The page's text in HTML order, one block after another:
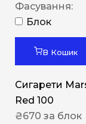
Фасування:
Блок
В Кошик
Сигарети
Red 100
₴670 за блок